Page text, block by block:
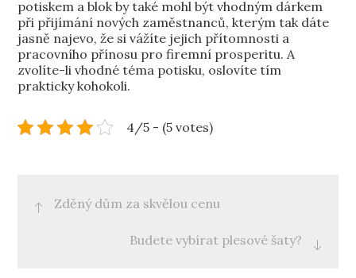
potiskem a blok by také mohl být vhodným dárkem
při přijímání nových zaměstnanců, kterým tak dáte
jasně najevo, že si vážíte jejich přítomnosti a
pracovního přínosu pro firemní prosperitu. A
zvolíte-li vhodné téma potisku, oslovíte tím
prakticky kohokoli.
4/5 - (5 votes)
Post
navigation
Zděný dům za skvělou cenu
Budete vybírat plesové šaty?